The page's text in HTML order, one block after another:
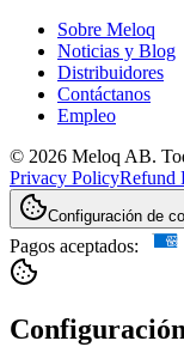
Sobre Meloq
Noticias y Blog
Distribuidores
Contáctanos
Empleo
© 2026 Meloq AB.
Privacy PolicyRefund
Configuración de
Pagos aceptados: